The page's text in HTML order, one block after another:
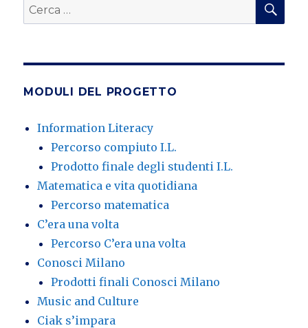
Cerca:
MODULI DEL PROGETTO
Information Literacy
Percorso compiuto I.L.
Prodotto finale degli studenti I.L.
Matematica e vita quotidiana
Percorso matematica
C’era una volta
Percorso C’era una volta
Conosci Milano
Prodotti finali Conosci Milano
Music and Culture
Ciak s’impara